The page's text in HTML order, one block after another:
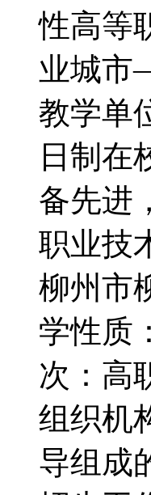
性高等
业城市
教学单
日制在
备先进
职业技
柳州市
学性质
次：高
组织机
导组成